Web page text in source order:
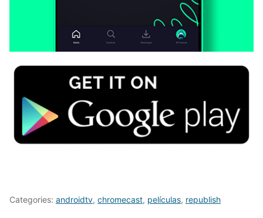
Categories: androidtv, chromecast, películas, republish